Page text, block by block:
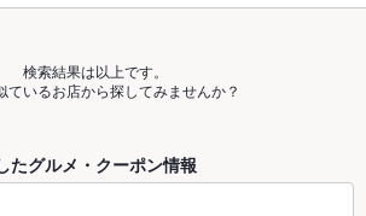
検索結果は以上です。
ているお店から探してみませんか？
たグルメ・クーポン情報